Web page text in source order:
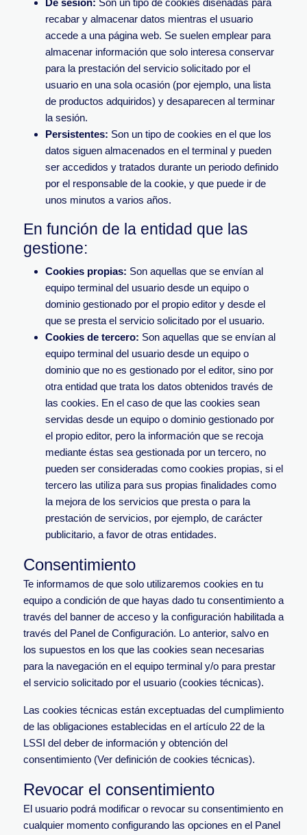
De sesión: Son un tipo de cookies diseñadas para
recabar y almacenar datos mientras el usuario
accede a una página web. Se suelen emplear para
almacenar información que solo interesa conservar
para la prestación del servicio solicitado por el
usuario en una sola ocasión (por ejemplo, una lista
de productos adquiridos) y desaparecen al terminar
la sesión.
Persistentes: Son un tipo de cookies en el que los
datos siguen almacenados en el terminal y pueden
ser accedidos y tratados durante un periodo definido
por el responsable de la cookie, y que puede ir de
unos minutos a varios años.
En función de la entidad que las
gestione:
Cookies propias: Son aquellas que se envían al
equipo terminal del usuario desde un equipo o
dominio gestionado por el propio editor y desde el
que se presta el servicio solicitado por el usuario.
Cookies de tercero: Son aquellas que se envían al
equipo terminal del usuario desde un equipo o
dominio que no es gestionado por el editor, sino por
otra entidad que trata los datos obtenidos través de
las cookies. En el caso de que las cookies sean
servidas desde un equipo o dominio gestionado por
el propio editor, pero la información que se recoja
mediante éstas sea gestionada por un tercero, no
pueden ser consideradas como cookies propias, si el
tercero las utiliza para sus propias finalidades como
la mejora de los servicios que presta o para la
prestación de servicios, por ejemplo, de carácter
publicitario, a favor de otras entidades.
Consentimiento
Te informamos de que solo utilizaremos cookies en tu
equipo a condición de que hayas dado tu consentimiento a
través del banner de acceso y la configuración habilitada a
través del Panel de Configuración. Lo anterior, salvo en
los supuestos en los que las cookies sean necesarias
para la navegación en el equipo terminal y/o para prestar
el servicio solicitado por el usuario (cookies técnicas).
Las cookies técnicas están exceptuadas del cumplimiento
de las obligaciones establecidas en el artículo 22 de la
LSSI del deber de información y obtención del
consentimiento (Ver definición de cookies técnicas).
Revocar el consentimiento
El usuario podrá modificar o revocar su consentimiento en
cualquier momento configurando las opciones en el Panel